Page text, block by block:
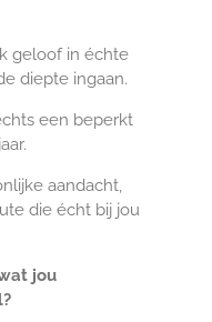
geloof in échte
diepte ingaan.
een beperkt
aandacht,
die écht bij jou
jou